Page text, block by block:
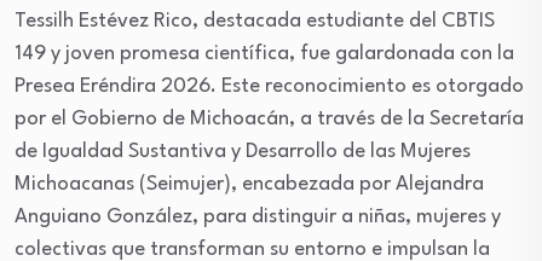
Tessilh Estévez Rico, destacada estudiante del CBTIS
149 y joven promesa científica, fue galardonada con la
Presea Eréndira 2026. Este reconocimiento es otorgado
por el Gobierno de Michoacán, a través de la Secretaría
de Igualdad Sustantiva y Desarrollo de las Mujeres
Michoacanas (Seimujer), encabezada por Alejandra
Anguiano González, para distinguir a niñas, mujeres y
colectivas que transforman su entorno e impulsan la